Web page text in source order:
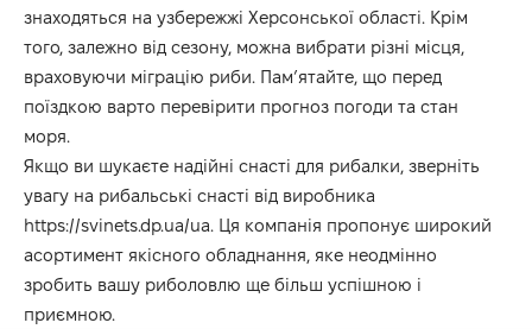
знаходяться на узбережжі Херсонської області. Крім
того, залежно від сезону, можна вибрати різні місця,
враховуючи міграцію риби. Пам’ятайте, що перед
поїздкою варто перевірити прогноз погоди та стан
моря.
Якщо ви шукаєте надійні снасті для рибалки, зверніть
увагу на рибальські снасті від виробника
https://svinets.dp.ua/ua. Ця компанія пропонує широкий
асортимент якісного обладнання, яке неодмінно
зробить вашу риболовлю ще більш успішною і
приємною.